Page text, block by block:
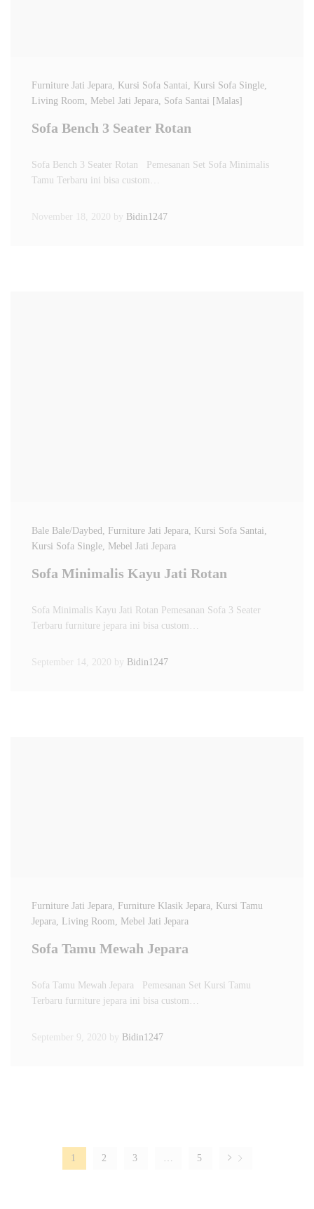
Furniture Jati Jepara, Kursi Sofa Santai, Kursi Sofa Single,
Living Room, Mebel Jati Jepara, Sofa Santai [Malas]
Sofa Bench 3 Seater Rotan
Sofa Bench 3 Seater Rotan Pemesanan Set Sofa Minimalis
Tamu Terbaru ini bisa custom…
November 18, 2020 by Bidin1247
Bale Bale/Daybed , Furniture Jati Jepara, Kursi Sofa Santai,
Kursi Sofa Single, Mebel Jati Jepara
Sofa Minimalis Kayu Jati Rotan
Sofa Minimalis Kayu Jati Rotan Pemesanan Sofa 3 Seater
Terbaru furniture jepara ini bisa custom…
September 14, 2020 by Bidin1247
Furniture Jati Jepara, Furniture Klasik Jepara, Kursi Tamu
Jepara, Living Room, Mebel Jati Jepara
Sofa Tamu Mewah Jepara
Sofa Tamu Mewah Jepara Pemesanan Set Kursi Tamu
Terbaru furniture jepara ini bisa custom…
September 9, 2020 by Bidin1247
1 2 3 … 5